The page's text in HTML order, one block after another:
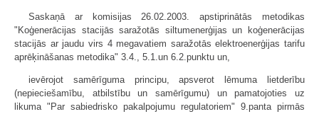
Saskaņā ar komisijas 26.02.2003. apstiprinātās metodikas
"Koģenerācijas stacijās saražotās siltumenerģijas un koģenerācijas
stacijās ar jaudu virs 4 megavatiem saražotās elektroenerģijas tarifu
aprēķināšanas metodika" 3.4., 5.1.un 6.2.punktu un,
ievērojot samērīguma principu, apsverot lēmuma lietderību
(nepieciešamību, atbilstību un samērīgumu) un pamatojoties uz
likuma "Par sabiedrisko pakalpojumu regulatoriem" 9.panta pirmās